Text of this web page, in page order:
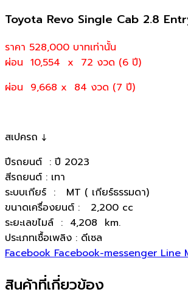
Toyota Revo Single Cab 2.8
ราคา 528,000 บาทเท่านั้น
ผ่อน 10,554 x 72 งวด (6 ปี)
ผ่อน 9,668 x 84 งวด (7 ปี)
สเปครถ ↓
ปีรถยนต์ : ปี 2023
สีรถยนต์ : เทา
ระบบเกียร์ : MT ( เกียร์ธรรมดา)
ขนาดเครื่องยนต์ : 2,200 cc
ระยะเลขไมล์ : 4,208 km.
ประเภทเชื้อเพลิง : ดีเซล
Facebook Facebook-messenger Line
สินค้าที่เกี่ยวข้อง